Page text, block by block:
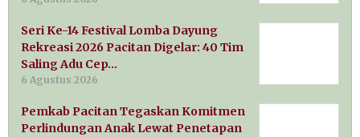
Seri Ke-14 Festival Lomba Dayung
Rekreasi 2026 Pacitan Digelar: 40 Tim
Saling Adu Cep…
6 Agustus 2026
Pemkab Pacitan Tegaskan Komitmen
Perlindungan Anak Lewat Penetapan